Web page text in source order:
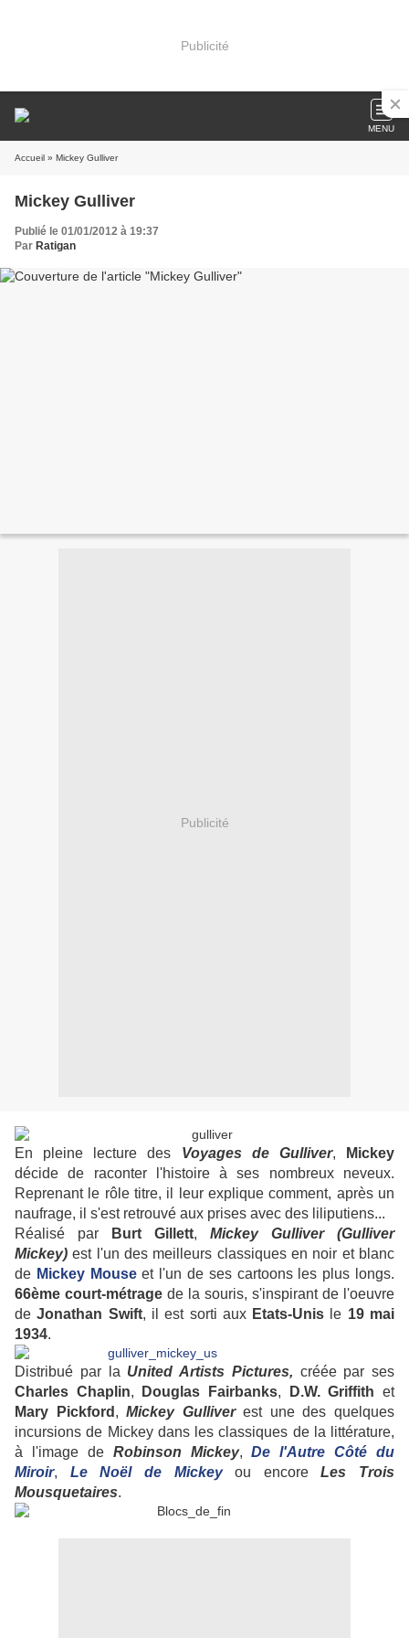
Publicité
MENU
Accueil » Mickey Gulliver
Mickey Gulliver
Publié le 01/01/2012 à 19:37
Par Ratigan
Publicité
En pleine lecture des Voyages de Gulliver,
Mickey
décide de raconter l'histoire à ses nombreux neveux.
Reprenant le rôle titre, il leur explique comment, après un
naufrage, il s'est retrouvé aux prises avec des liliputiens...
Réalisé par
Burt Gillett, Mickey Gulliver (Gulliver
Mickey)est l'un des meilleurs classiques en noir et blanc
de Mickey Mouseet l'un de ses cartoons les plus longs.
66ème court-métrage de la souris, s'inspirant de l'oeuvre
deJonathan Swift, il est sorti aux Etats-Unis le 19 mai
1934.
Distribué parla United Artists Pictures, créée par ses
Charles Chaplin, Douglas Fairbanks, D.W. Griffithet
Mary
Pickford ,Mickey Gulliverest une des quelques
incursions de Mickey dans les classiques de la littérature,
à l'image de Robinson Mickey,De l'Autre Côté du
Miroir, Le Noël de Mickeyou encoreLes Trois
Mousquetaires.